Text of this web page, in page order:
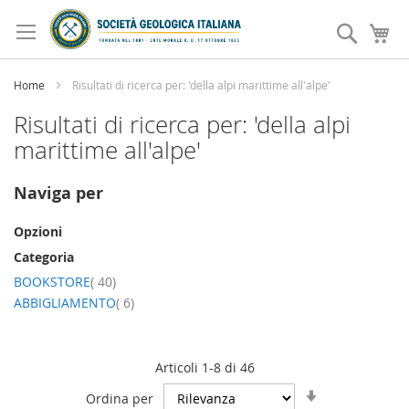
al
contenuto
Search
Home Risultati di ricerca per: 'della alpi marittime all'alpe'
Risultati di ricerca per: 'della alpi
marittime all'alpe'
Articoli 1-8di 46
Ordina per
Naviga per
Opzioni
Categoria
BOOKSTORE 40elemento
ABBIGLIAMENTO 6elemento